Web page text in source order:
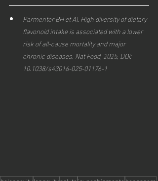
Parmenter BH et Al. High diversity of dietary
flavonoid intake is associated with a lower
risk of all-cause mortality and major
chronic diseases. Nat Food, 2025, DOI:
10.1038/s43016-025-01176-1